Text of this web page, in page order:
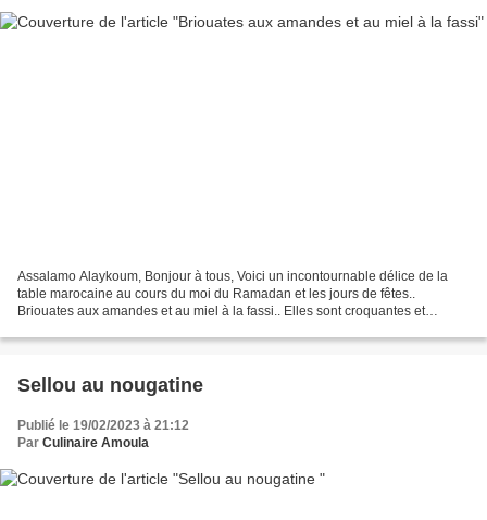
Assalamo Alaykoum, Bonjour à tous, Voici un incontournable délice de la
table marocaine au cours du moi du Ramadan et les jours de fêtes..
Briouates aux amandes et au miel à la fassi.. Elles sont croquantes et
Sellou au nougatine
Publié le 19/02/2023 à 21:12
Par Culinaire Amoula